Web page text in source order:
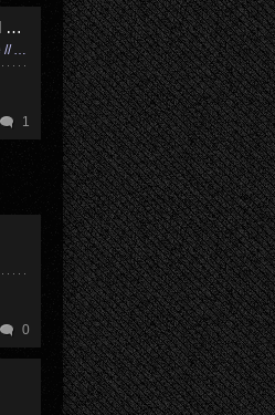
Enter The Eternal Fire
31.7. - 1.8.15, Volyně // Areál koupaliště
1
0